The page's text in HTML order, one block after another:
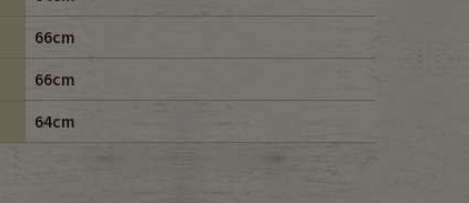
66cm
66cm
64cm